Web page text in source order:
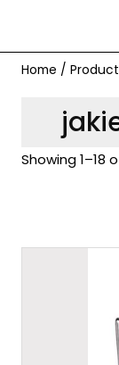
Home /
Showing 1–18